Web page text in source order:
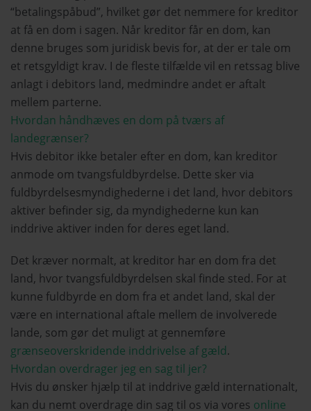
“betalingspåbud”, hvilket gør det nemmere for kreditor
at få en dom i sagen. Når kreditor får en dom, kan
denne bruges som juridisk bevis for, at der er tale om
et retsgyldigt krav. I de fleste tilfælde vil en retssag blive
anlagt i debitors land, medmindre andet er aftalt
mellem parterne.
Hvordan håndhæves en dom på tværs af
landegrænser?
Hvis debitor ikke betaler efter en dom, kan kreditor
anmode om tvangsfuldbyrdelse. Dette sker via
fuldbyrdelsesmyndighederne i det land, hvor debitors
aktiver befinder sig, da myndighederne kun kan
inddrive aktiver inden for deres eget land.
Det kræver normalt, at kreditor har en dom fra det
land, hvor tvangsfuldbyrdelsen skal finde sted. For at
kunne fuldbyrde en dom fra et andet land, skal der
være en international aftale mellem de involverede
lande, som gør det muligt at gennemføre
grænseoverskridende inddrivelse af gæld.
Hvordan overdrager jeg en sag til jer?
Hvis du ønsker hjælp til at inddrive gæld internationalt,
kan du nemt overdrage din sag til os via vores online